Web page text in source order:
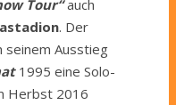
Tour“auch
. Der
seinem Ausstieg
1995 eine Solo-
Herbst 2016